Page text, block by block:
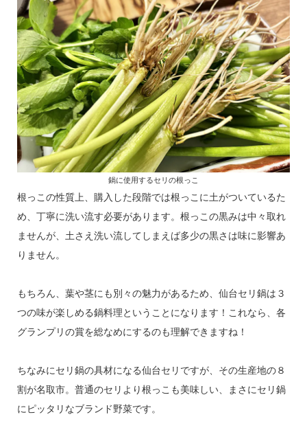
鍋に使用するセリの根っこ
根っこの性質上、購入した段階では根っこに土がついているた
め、丁寧に洗い流す必要があります。根っこの黒みは中々取れ
ませんが、土さえ洗い流してしまえば多少の黒さは味に影響あ
りません。
もちろん、葉や茎にも別々の魅力があるため、仙台セリ鍋は３
つの味が楽しめる鍋料理ということになります！これなら、各
グランプリの賞を総なめにするのも理解できますね！
ちなみにセリ鍋の具材になる仙台セリですが、その生産地の８
割が名取市。普通のセリより根っこも美味しい、まさにセリ鍋
にピッタリなブランド野菜です。